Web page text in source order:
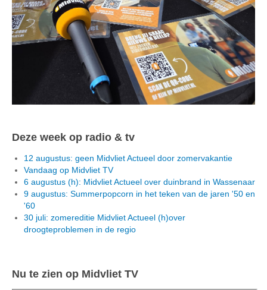
Deze week op radio & tv
12 augustus: geen Midvliet Actueel door zomervakantie
Vandaag op Midvliet TV
6 augustus (h): Midvliet Actueel over duinbrand in Wassenaar
9 augustus: Summerpopcorn in het teken van de jaren '50 en
'60
30 juli: zomereditie Midvliet Actueel (h)over
droogteproblemen in de regio
Nu te zien op Midvliet TV